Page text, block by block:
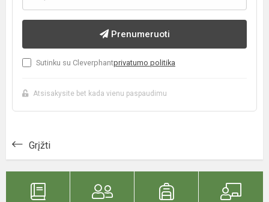
Prenumeruoti
Sutinku su Cleverphantprivatumo politika
Atsisakysite bet kada vienu paspaudimu
Grįžti